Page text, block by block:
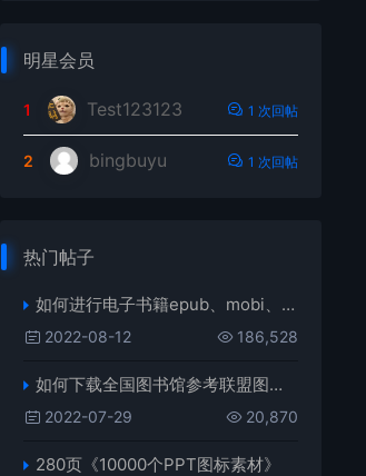
明星会员
1 Test123123 1 次回帖
2 bingbuyu 1 次回帖
热门帖子
如何进行电子书籍epub、mobi、azw3格式互转，附海量电子书籍资源
2022-08-12 186,528
如何下载全国图书馆参考联盟图书？
2022-07-29 20,870
280页《10000个PPT图标素材》